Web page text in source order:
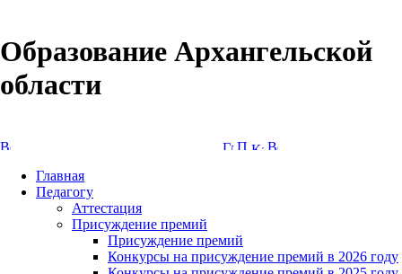
Образование Архангельской
области
Главная
Педагогу
Аттестация
Присуждение премий
Присуждение премий
Конкурсы на присуждение премий в 2026 году